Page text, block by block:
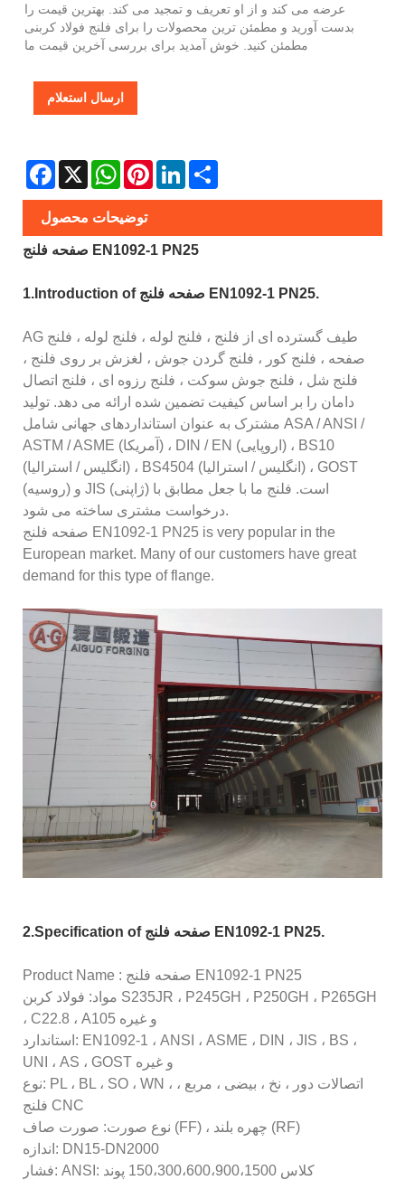
عرضه می کند و از او تعریف و تمجید می کند. بهترین قیمت را
بدست آورید و مطمئن ترین محصولات را برای فلنج فولاد کربنی
مطمئن کنید. خوش آمدید برای بررسی آخرین قیمت ما
ارسال استعلام
Facebook
X WhatsAppPinterestLinkedIn
توضیحات محصول
صفحه فلنج EN1092-1 PN25
1.Introduction of صفحه فلنج EN1092-1 PN25.
AG طیف گسترده ای از فلنج ، فلنج لوله ، فلنج لوله ، فلنج
صفحه ، فلنج کور ، فلنج گردن جوش ، لغزش بر روی فلنج ،
فلنج شل ، فلنج جوش سوکت ، فلنج رزوه ای ، فلنج اتصال
دامان را بر اساس کیفیت تضمین شده ارائه می دهد. تولید
مشترک به عنوان استانداردهای جهانی شامل ASA / ANSI /
ASTM / ASME (آمریکا) ، DIN / EN (اروپایی) ، BS10
(انگلیس / استرالیا) ، BS4504 (انگلیس / استرالیا) ، GOST
(روسیه) و JIS (ژاپنی) است. فلنج ما با جعل مطابق با
درخواست مشتری ساخته می شود.
صفحه فلنج EN1092-1 PN25 is very popular in the
European market. Many of our customers have great
demand for this type of flange.
2.Specification of صفحه فلنج EN1092-1 PN25.
Product Name : صفحه فلنج EN1092-1 PN25
مواد: فولاد کربن S235JR ، P245GH ، P250GH ، P265GH
، C22.8 ، A105 و غیره
استاندارد: EN1092-1 ، ANSI ، ASME ، DIN ، JIS ، BS ،
UNI ، AS ، GOST و غیره
نوع: PL ، BL ، SO ، WN ، اتصالات دور ، نخ ، بیضی ، مربع ،
فلنج CNC
نوع صورت: صورت صاف (FF) ، چهره بلند (RF)
اندازه: DN15-DN2000
فشار: ANSI: کلاس 150،300،600،900،1500 پوند